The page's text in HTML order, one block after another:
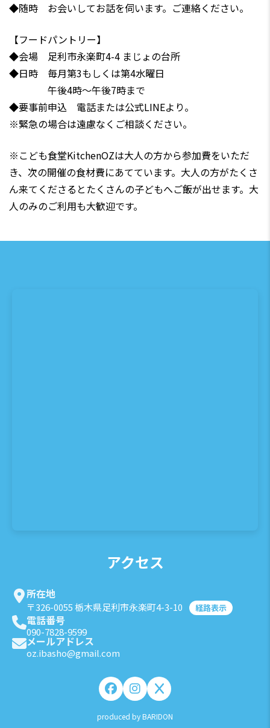
◆随時 お会いしてお話を伺います。ご連絡ください。
【フードパントリー】
◆会場 足利市永楽町4-4 まじょの台所
◆日時 毎月第3もしくは第4水曜日
午後4時〜午後7時まで
◆要事前申込 電話または公式LINEより。
※緊急の場合は遠慮なくご相談ください。
※こども食堂KitchenOZは大人の方から参加費をいただ
き、次の開催の食材費にあてています。大人の方がたくさ
ん来てくださるとたくさんの子どもへご飯が出せます。大
人のみのご利用も大歓迎です。
アクセス
所在地
〒326-0055 栃木県足利市永楽町4-3-10 経路表示
電話番号
090-7828-9599
メールアドレス
oz.ibasho@gmail.com
produced by BARIDON